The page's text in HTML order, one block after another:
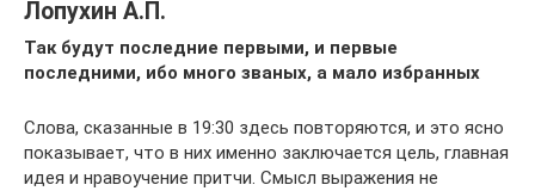
Лопухин А.П.
Так будут последние первыми, и первые
последними, ибо много званых, а мало избранных
Слова, сказанные в 19:30 здесь повторяются, и это ясно
показывает, что в них именно заключается цель, главная
идея и нравоучение притчи. Смысл выражения не